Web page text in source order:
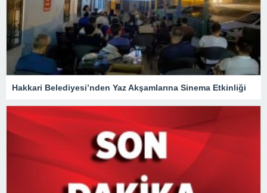
Hakkari Belediyesi’nden Yaz Akşamlarına Sinema Etkinliği